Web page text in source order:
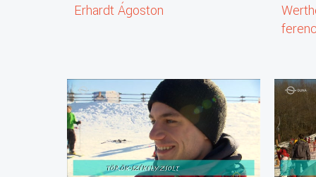
Erhardt Ágoston